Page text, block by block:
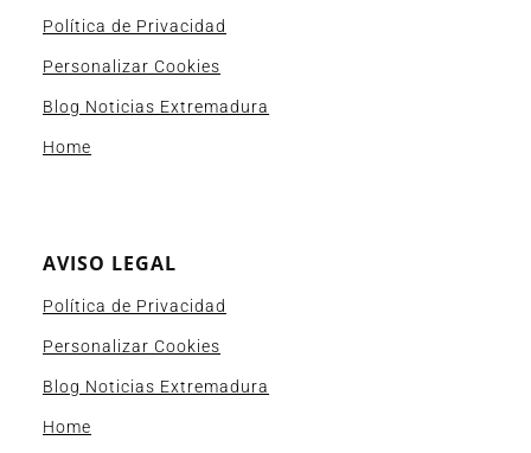
Política de Privacidad
Personalizar Cookies
Blog Noticias Extremadura
Home
AVISO LEGAL
Política de Privacidad
Personalizar Cookies
Blog Noticias Extremadura
Home